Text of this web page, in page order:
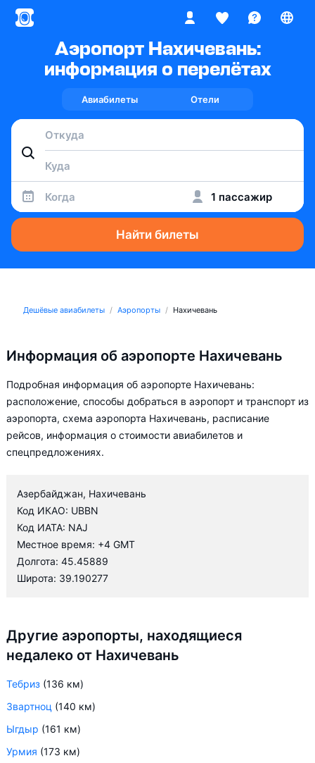
Аэропорт Нахичевань:
информация о перелётах
Авиабилеты Отели
Когда 1 пассажир
Найти билеты
Дешёвые авиабилеты Аэропорты Нахичевань
Информация об аэропорте Нахичевань
Подробная информация об аэропорте Нахичевань:
расположение, способы добраться в аэропорт и транспорт из
аэропорта, схема аэропорта Нахичевань, расписание
рейсов, информация о стоимости авиабилетов и
спецпредложениях.
Азербайджан, Нахичевань
Код ИКАО: UBBN
Код ИАТА: NAJ
Местное время: +4 GMT
Долгота: 45.45889
Широта: 39.190277
Другие аэропорты, находящиеся
недалеко от Нахичевань
Тебриз (136 км)
Звартноц (140 км)
Ыгдыр (161 км)
Урмия (173 км)